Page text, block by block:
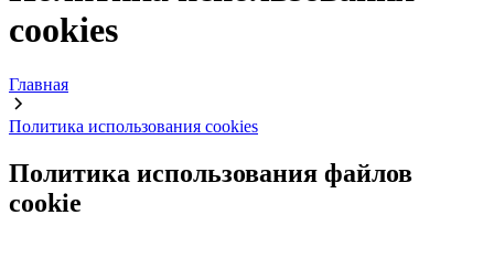
cookies
Главная
Политика использования cookies
Политика использования файлов
cookie